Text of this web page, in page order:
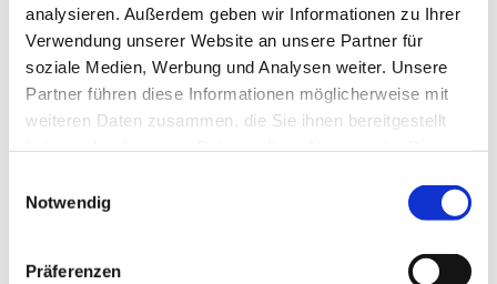
analysieren. Außerdem geben wir Informationen zu Ihrer
Verwendung unserer Website an unsere Partner für
soziale Medien, Werbung und Analysen weiter. Unsere
Partner führen diese Informationen möglicherweise mit
weiteren Daten zusammen, die Sie ihnen bereitgestellt
Notwendig
Präferenzen